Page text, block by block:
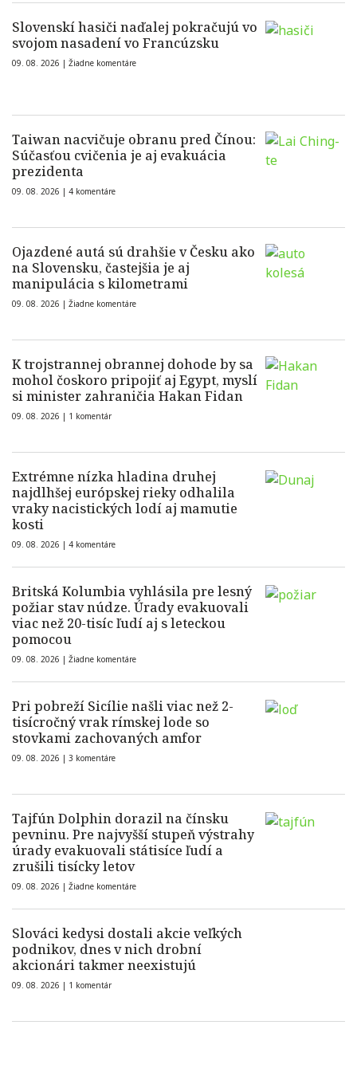
Slovenskí hasiči naďalej pokračujú vo
svojom nasadení vo Francúzsku
09. 08. 2026 | Žiadne komentáre
Taiwan nacvičuje obranu pred Čínou:
Súčasťou cvičenia je aj evakuácia
prezidenta
09. 08. 2026 | 4 komentáre
Ojazdené autá sú drahšie v Česku ako
na Slovensku, častejšia je aj
manipulácia s kilometrami
09. 08. 2026 | Žiadne komentáre
K trojstrannej obrannej dohode by sa
mohol čoskoro pripojiť aj Egypt, myslí
si minister zahraničia Hakan Fidan
09. 08. 2026 | 1 komentár
Extrémne nízka hladina druhej
najdlhšej európskej rieky odhalila
vraky nacistických lodí aj mamutie
kosti
09. 08. 2026 | 4 komentáre
Britská Kolumbia vyhlásila pre lesný
požiar stav núdze. Úrady evakuovali
viac než 20-tisíc ľudí aj s leteckou
pomocou
09. 08. 2026 | Žiadne komentáre
Pri pobreží Sicílie našli viac než 2-
tisícročný vrak rímskej lode so
stovkami zachovaných amfor
09. 08. 2026 | 3 komentáre
Tajfún Dolphin dorazil na čínsku
pevninu. Pre najvyšší stupeň výstrahy
úrady evakuovali státisíce ľudí a
zrušili tisícky letov
09. 08. 2026 | Žiadne komentáre
Slováci kedysi dostali akcie veľkých
podnikov, dnes v nich drobní
akcionári takmer neexistujú
09. 08. 2026 | 1 komentár